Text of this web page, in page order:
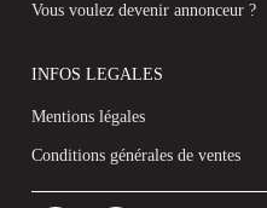
Vous voulez devenir annonceur ?
INFOS LEGALES
Mentions légales
Conditions générales de ventes